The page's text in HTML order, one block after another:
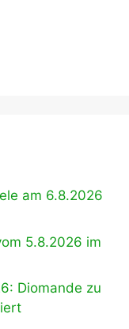
am 6.8.2026
5.8.2026 im
Diomande zu